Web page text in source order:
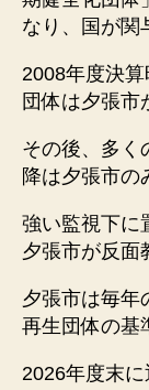
なり、国が関
2008年度決
団体は夕張市
その後、多く
降は夕張市の
強い監視下に
夕張市が反面
夕張市は毎年
再生団体の基
2026年度末